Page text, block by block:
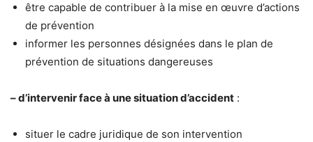
être capable de contribuer à la mise en œuvre d’actions
de prévention
informer les personnes désignées dans le plan de
prévention de situations dangereuses
– d’intervenir face à une situation d’accident :
situer le cadre juridique de son intervention